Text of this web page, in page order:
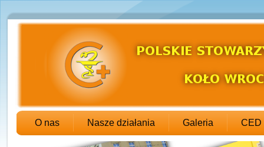
O nas Nasze działania Galeria CED